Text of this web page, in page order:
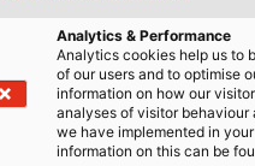
cable), được
làm từ cao su
(CR).
Analytics & Performance
Analytics cookies help us to
of our users and to optimise
information on how our
analyses of visitor
we have implemented in
information on this can be